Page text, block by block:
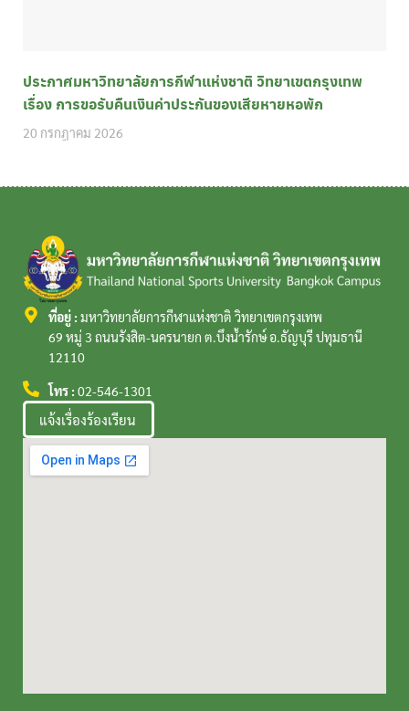
ประกาศมหาวิทยาลัยการกีฬาแห่งชาติ วิทยาเขตกรุงเทพ
เรื่อง การขอรับคืนเงินค่าประกันของเสียหายหอพัก
20 กรกฎาคม 2026
ที่อยู่ : มหาวิทยาลัยการกีฬาแห่งชาติ วิทยาเขตกรุงเทพ
69 หมู่ 3 ถนนรังสิต-นครนายก ต.บึงน้ำรักษ์ อ.ธัญบุรี ปทุมธานี
12110
โทร : 02-546-1301
แจ้งเรื่องร้องเรียน